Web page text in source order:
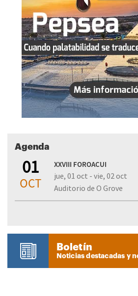
Agenda
01
OCT
XXVIII FOROACUI
jue, 01 oct - vie, 02 oct
Auditorio de O Grove
Boletín
Noticias destacadas y